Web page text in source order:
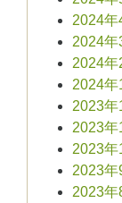
2024年
2024年
2024年
2024年
2023年
2023年
2023年
2023年
2023年